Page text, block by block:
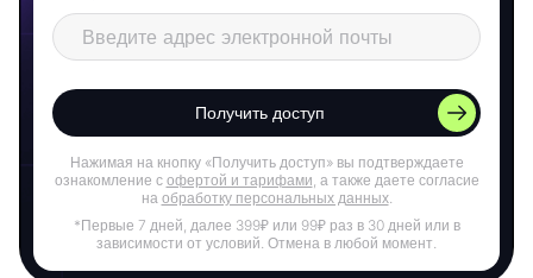
Получить доступ
Нажимая на кнопку «Получить доступ» вы подтверждаете
ознакомление с офертой и тарифами , а также даете согласие
на обработку персональных данных.
*Первые 7 дней, далее 399₽ или 99₽ раз в 30 дней или в
зависимости от условий. Отмена в любой момент.